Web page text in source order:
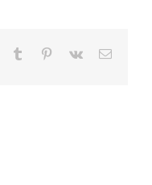
WhatsApp
Tumblr Pinterest
Vk Email